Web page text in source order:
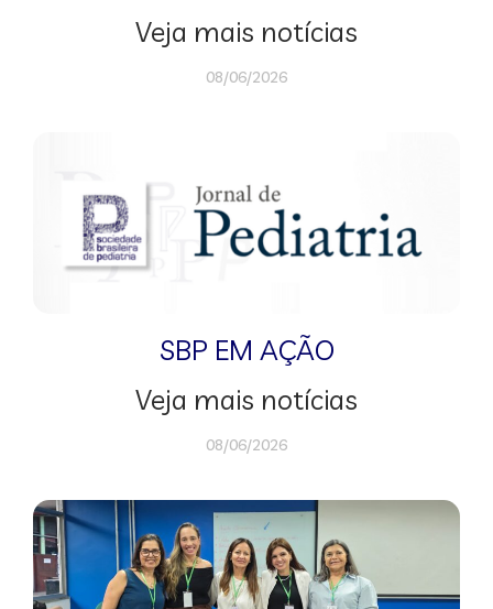
Veja mais notícias
08/06/2026
SBP EM AÇÃO
Veja mais notícias
08/06/2026